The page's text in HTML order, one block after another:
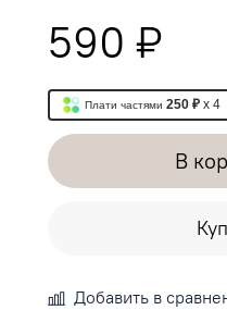
590 ₽
Плати частями 250 ₽ x 4
В
Добавить в